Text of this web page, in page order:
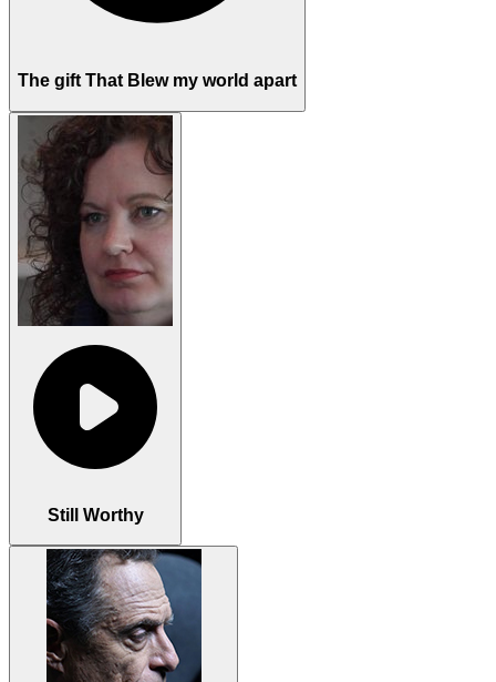
The gift That Blew my world apart
Still Worthy